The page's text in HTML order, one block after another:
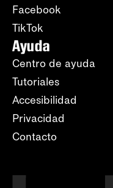
Facebook
TikTok
Ayuda
Centro de ayuda
Tutoriales
Accesibilidad
Privacidad
Contacto